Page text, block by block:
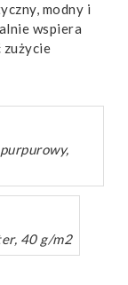
modny i
wspiera
zużycie
40 g/m2